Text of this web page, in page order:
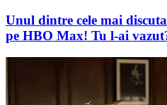
Unul dintre cele mai
pe HBO Max! Tu l-ai